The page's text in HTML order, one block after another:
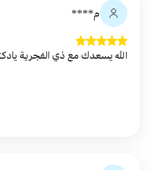
م****
الله يسعدك مع ذي الفجرية